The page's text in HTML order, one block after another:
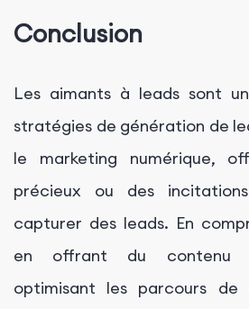
Conclusion
Les aimants à leads sont
stratégies de génération de
le marketing numérique,
précieux ou des
capturer des leads. En
en offrant du contenu
optimisant les parcours de